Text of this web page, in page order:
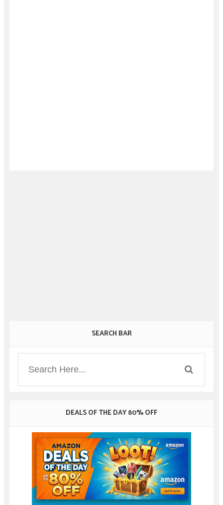
SEARCH BAR
DEALS OF THE DAY 80% OFF